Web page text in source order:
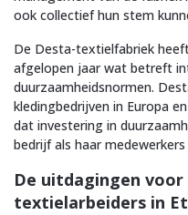
ook collectief hun stem
De Desta-textielfabriek
afgelopen jaar wat betreft
duurzaamheidsnormen.
kledingbedrijven in Europa
dat investering in
bedrijf als haar
De uitdagingen
textielarbeiders in